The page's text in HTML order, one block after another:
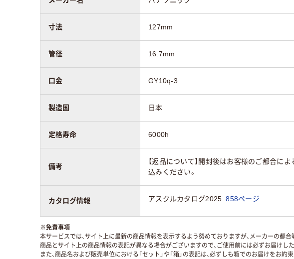
寸法 127mm
管径 16.7mm
口金 GY10q-3
製造国 日本
定格寿命 6000h
備考
【返品について】開封後はお客様のご都合に
込みください。
カタログ情報 アスクルカタログ2025 858ページ
※免責事項
本サービスでは、サイト上に最新の商品情報を表示するよう努めておりますが、メーカーの都合
商品とサイト上の商品情報の表記が異なる場合がございますので、ご使用前には必ずお届け
また、商品名および販売単位における「セット」や「箱」の表記は、必ずしも箱でのお届けをお約